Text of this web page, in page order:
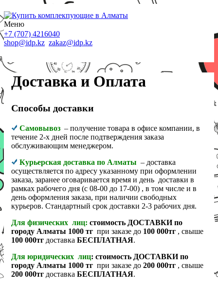
Меню
+7 (707) 4216040
shop@idp.kz zakaz@idp.kz
Доставка и Оплата
Способы доставки
Самовывоз – получение товара в офисе компании, в
течение 2-х дней после подтверждения заказа
обслуживающим менеджером.
Курьерская доставка по Алматы – доставка
осуществляется по адресу указанному при оформлении
заказа, заранее оговаривается время и день доставки в
рамках рабочего дня (с 08-00 до 17-00) , в том числе и в
день оформления заказа, при наличии свободных
курьеров. Стандартный срок доставки 2-3 рабочих дня.
Для физических лиц: стоимость ДОСТАВКИ по
городу Алматы 1000 тг при заказе до 100 000тг , свыше
100 000тг доставка БЕСПЛАТНАЯ.
Для юридических лиц: стоимость ДОСТАВКИ по
городу Алматы 1000 тг при заказе до 200 000тг , свыше
200 000тг доставка БЕСПЛАТНАЯ.